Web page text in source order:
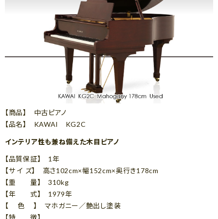
【商品】 中古ピアノ
【品名】 KAWAI KG2C
インテリア性も兼ね備えた木目ピアノ
【品質保証】 1年
【サ イ ズ】 高さ102cm×幅152cm×奥行き178cm
【重 量】 310kg
【年 式】 1979年
【 色 】 マホガニー／艶出し塗装
【特 徴】